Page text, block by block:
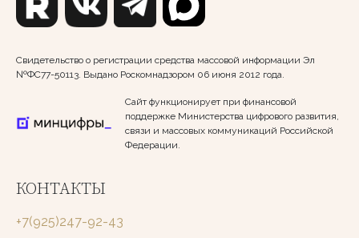
Свидетельство о регистрации средства массовой информации Эл
№ФС77-50113. Выдано Роскомнадзором 06 июня 2012 года.
Сайт функционирует при финансовой
поддержке Министерства цифрового развития,
связи и массовых коммуникаций Российской
Федерации.
КОНТАКТЫ
+7(925)247-92-43